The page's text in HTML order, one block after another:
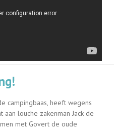
campingbaas, heeft wegens
louche zakenman Jack de
met Govert de oude